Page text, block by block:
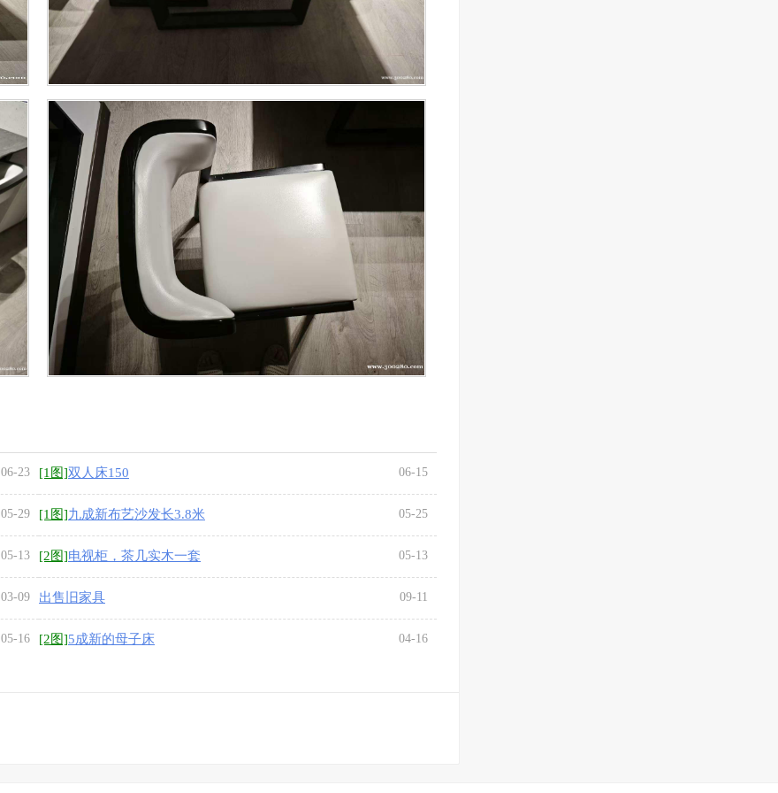
06-23 [1图]双人床150 06-15
05-29 [1图]九成新布艺沙发长3.8米 05-25
05-13 [2图]电视柜，茶几实木一套 05-13
03-09 出售旧家具 09-11
05-16 [2图]5成新的母子床 04-16